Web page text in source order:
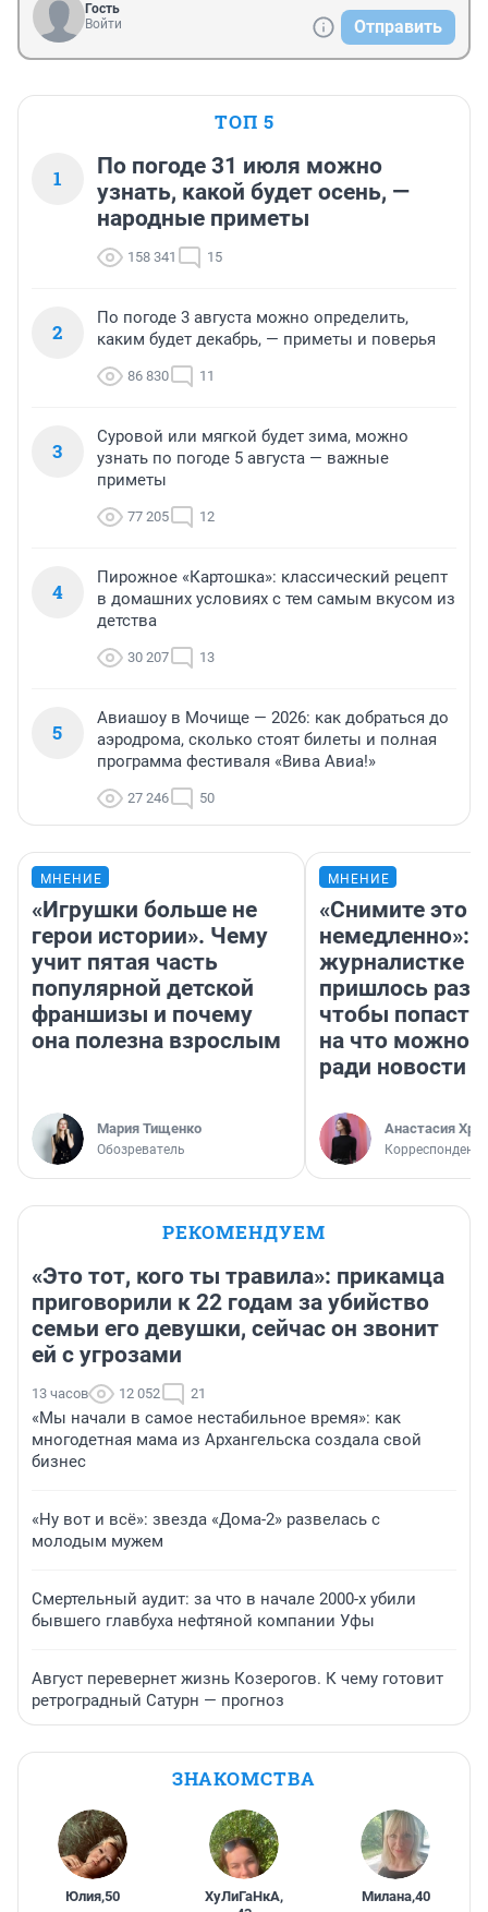
Гость
Войти
Отправить
ТОП 5
1
По погоде 31 июля можно
узнать, какой будет осень, —
народные приметы
158 341 15
2
По погоде 3 августа можно определить,
каким будет декабрь, — приметы и поверья
86 830 11
3
Суровой или мягкой будет зима, можно
узнать по погоде 5 августа — важные
приметы
77 205 12
4
Пирожное «Картошка»: классический рецепт
в домашних условиях с тем самым вкусом из
детства
30 207 13
5
Авиашоу в Мочище — 2026: как добраться до
аэродрома, сколько стоят билеты и полная
программа фестиваля «Вива Авиа!»
27 246 50
МНЕНИЕ
«Игрушки больше не
герои истории». Чему
учит пятая часть
популярной детской
франшизы и почему
она полезна взрослым
Мария Тищенко
Обозреватель
МНЕНИЕ
«Снимите это
немедленно»:
журналистке
пришлось
чтобы попасть
на что можно
ради новости
Анастасия
Корреспондент
РЕКОМЕНДУЕМ
«Это тот, кого ты травила»: прикамца
приговорили к 22 годам за убийство
семьи его девушки, сейчас он звонит
ей с угрозами
13 часов 12 052 21
«Мы начали в самое нестабильное время»: как
многодетная мама из Архангельска создала свой
бизнес
«Ну вот и всё»: звезда «Дома-2» развелась с
молодым мужем
Смертельный аудит: за что в начале 2000-х убили
бывшего главбуха нефтяной компании Уфы
Август перевернет жизнь Козерогов. К чему готовит
ретроградный Сатурн — прогноз
ЗНАКОМСТВА
Юлия,50 ХуЛиГаНкА,
Милана,40